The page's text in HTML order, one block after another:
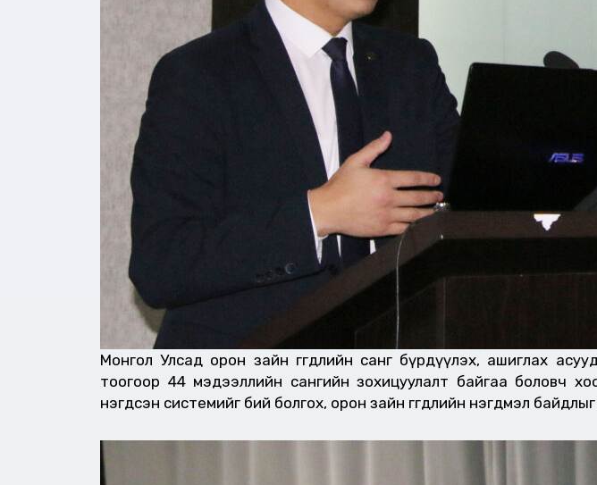
Монгол Улсад орон зайн өгөгдлийн санг бүрдүүлэх, ашиглах
тоогоор 44 мэдээллийн сангийн зохицуулалт байгаа боловч
нэгдсэн системийг бий болгох, орон зайн өгөгдлийн нэгдмэл